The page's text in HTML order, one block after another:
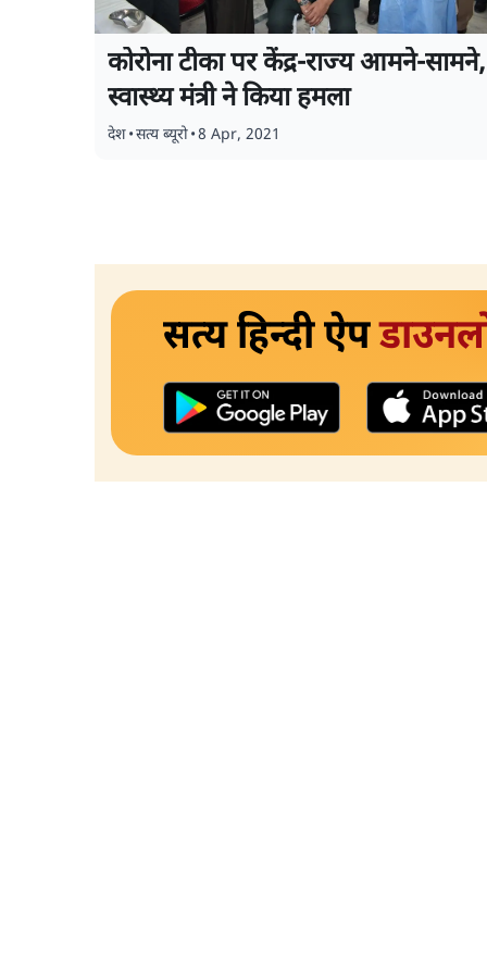
कोरोना टीका पर केंद्र-राज्य आमने-सामने,
स्वास्थ्य मंत्री ने किया हमला
देश•सत्य ब्यूरो•8 Apr, 2021
सत्य हिन्दी ऐप